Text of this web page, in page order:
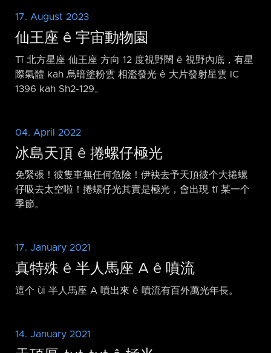
17. August 2023
仙王座 ê 宇宙動物園
Tī 北方星座 仙王座 方向 12 度視野闊 ê 視野內底，有星
際氣體 kah 烏暗塗粉雲 相濫發光 ê 大片發射星雲 IC
1396 kah Sh2-129。
04. April 2022
冰島天頂 ê 捲螺仔極光
免緊張！彼隻車無任何危險！伊袂去予天頂彼个大捲螺
仔吸去太空啦！捲螺仔光其實是極光，會出現 tī 某一个
季節。
17. January 2021
真特殊 ê 半人馬座 A ê 噴流
這个 ùi 半人馬座 A 噴出來 ê 噴流有百外萬光年長。
14. January 2021